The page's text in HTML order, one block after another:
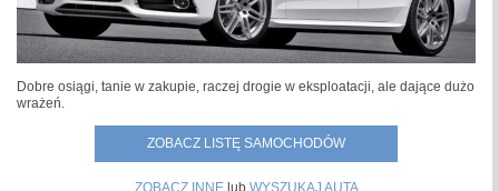
Dobre osiągi, tanie w zakupie, raczej drogie w eksploatacji, ale dające dużo
wrażeń.
ZOBACZ LISTĘ SAMOCHODÓW
ZOBACZ INNElub WYSZUKAJ AUTA